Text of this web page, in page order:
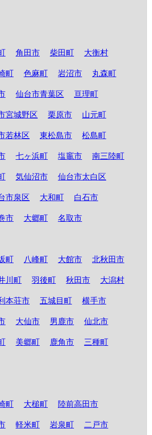
角田市 柴田町 大衡村
町 色麻町 岩沼市 丸森町
仙台市青葉区 亘理町
宮城野区 栗原市 山元町
若林区 東松島市 松島町
七ヶ浜町 塩竈市 南三陸町
気仙沼市 仙台市太白区
市泉区 大和町 白石市
市 大郷町 名取市
町 八峰町 大館市 北秋田市
川町 羽後町 秋田市 大潟村
本荘市 五城目町 横手市
大仙市 男鹿市 仙北市
美郷町 鹿角市 三種町
町 大槌町 陸前高田市
軽米町 岩泉町 二戸市